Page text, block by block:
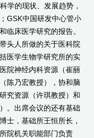
学的现状、发展趋势，
GSK中国研发中心管小
临床医学研究的报告。
头人所做的关于医科院
医学生物学研究所的实
院神经内科资源（崔丽
陈乃宏教授），协和脑
究资源（许琪教授）和
。出席会议的还有基础
士，基础所王恒所长，
院机关职能部门负责